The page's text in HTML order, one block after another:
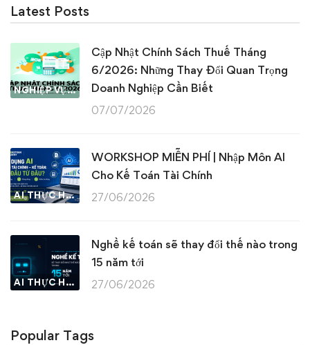
Latest Posts
NGHIỆP VỤ KẾ TOÁN & THUẾ
Cập Nhật Chính Sách Thuế Tháng
6/2026: Những Thay Đổi Quan Trọng
Doanh Nghiệp Cần Biết
07/07/2026
AI THỰC HÀNH
WORKSHOP MIỄN PHÍ | Nhập Môn AI
Cho Kế Toán Tài Chính
27/06/2026
AI THỰC HÀNH
Nghề kế toán sẽ thay đổi thế nào trong
15 năm tới
27/06/2026
Popular Tags